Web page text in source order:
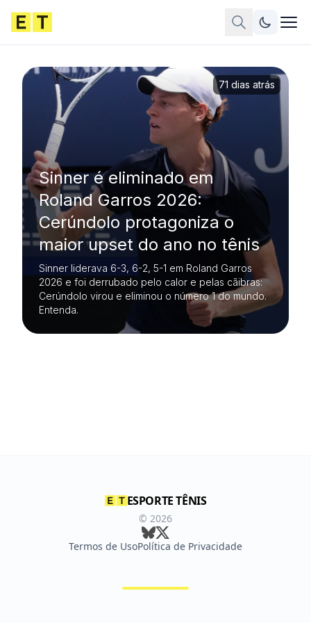
Sinner é eliminado em
Roland Garros 2026:
Cerúndolo protagoniza o
maior upset do ano no tênis
Sinner liderava 6-3, 6-2, 5-1 em Roland Garros
2026 e foi derrubado pelo calor e pelas cãibras:
Cerúndolo virou e eliminou o número 1 do mundo.
Entenda.
71 dias atrás
ESPORTE TÊNIS
© 2026
Termos de UsoPolítica de Privacidade